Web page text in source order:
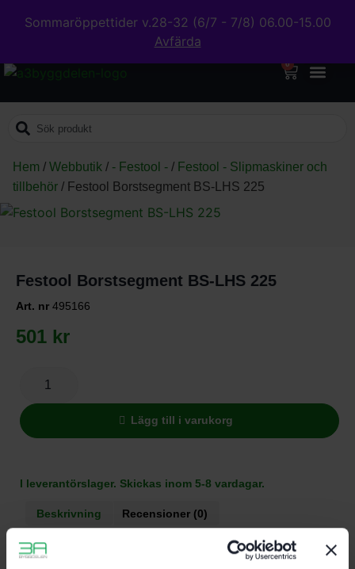
Sommaröppettider v.28-32 (6/7 - 7/8) 06.00-15.00
Avfärda
0
Hem / Webbutik / - Festool - / Festool - Slipmaskiner och
tillbehör / Festool Borstsegment BS-LHS 225
Festool Borstsegment BS-LHS 225
Art. nr 495166
501 kr
Lägg till i varukorg
I leverantörslager. Skickas inom 5-8 vardagar.
Beskrivning Recensioner (0)
Egenskaper